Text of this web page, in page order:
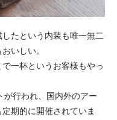
たという内装も唯一無二
いしい。
一杯というお客様もやっ
が行われ、国内外のアー
期的に開催されていま